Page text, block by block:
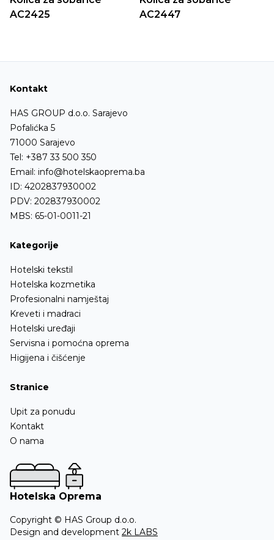
AC2425
AC2447
Kontakt
HAS GROUP d.o.o. Sarajevo
Pofalićka 5
71000 Sarajevo
Tel: +387 33 500 350
Email: info@hotelskaoprema.ba
ID: 4202837930002
PDV: 202837930002
MBS: 65-01-0011-21
Kategorije
Hotelski tekstil
Hotelska kozmetika
Profesionalni namještaj
Kreveti i madraci
Hotelski uređaji
Servisna i pomoćna oprema
Higijena i čišćenje
Stranice
Upit za ponudu
Kontakt
O nama
Hotelska Oprema
Copyright © HAS Group d.o.o.
Design and development 2k LABS